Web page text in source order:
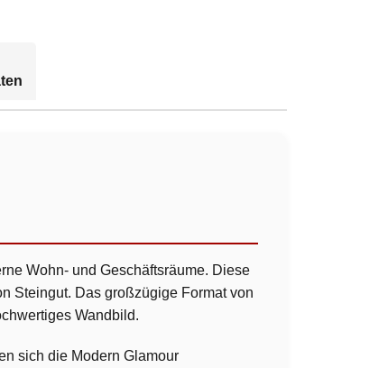
Wohn- und Geschäftsräume. Diese
Steingut. Das großzügige Format von
Wandbild.
sich die Modern Glamour